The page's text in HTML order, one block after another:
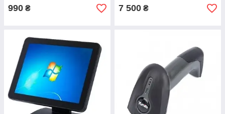
990 ₴ 7 500 ₴